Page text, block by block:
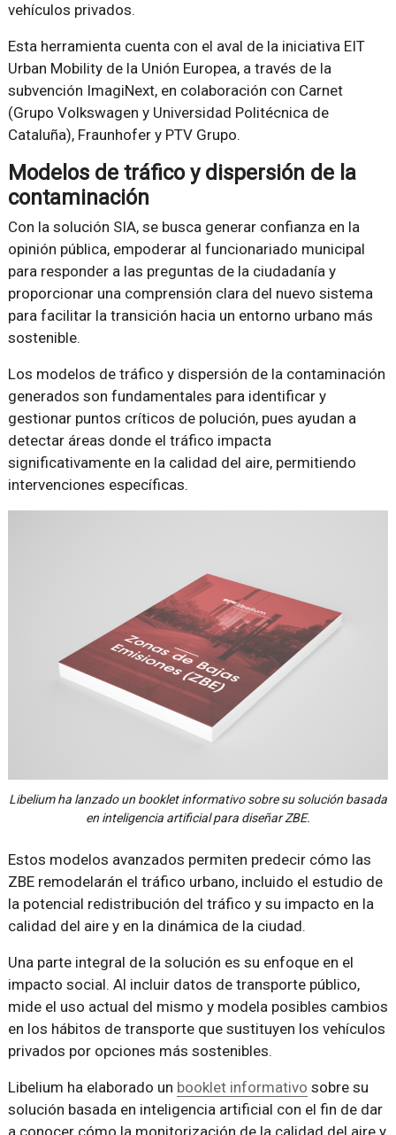
vehículos privados.
Esta herramienta cuenta con el aval de la iniciativa EIT
Urban Mobility de la Unión Europea, a través de la
subvención ImagiNext, en colaboración con Carnet
(Grupo Volkswagen y Universidad Politécnica de
Cataluña), Fraunhofer y PTV Grupo.
Modelos de tráfico y dispersión de la
contaminación
Con la solución SIA, se busca generar confianza en la
opinión pública, empoderar al funcionariado municipal
para responder a las preguntas de la ciudadanía y
proporcionar una comprensión clara del nuevo sistema
para facilitar la transición hacia un entorno urbano más
sostenible.
Los modelos de tráfico y dispersión de la contaminación
generados son fundamentales para identificar y
gestionar puntos críticos de polución, pues ayudan a
detectar áreas donde el tráfico impacta
significativamente en la calidad del aire, permitiendo
intervenciones específicas.
Libelium ha lanzado un booklet informativo sobre su solución basada
en inteligencia artificial para diseñar ZBE.
Estos modelos avanzados permiten predecir cómo las
ZBE remodelarán el tráfico urbano, incluido el estudio de
la potencial redistribución del tráfico y su impacto en la
calidad del aire y en la dinámica de la ciudad.
Una parte integral de la solución es su enfoque en el
impacto social. Al incluir datos de transporte público,
mide el uso actual del mismo y modela posibles cambios
en los hábitos de transporte que sustituyen los vehículos
privados por opciones más sostenibles.
Libelium ha elaborado un booklet informativo sobre su
solución basada en inteligencia artificial con el fin de dar